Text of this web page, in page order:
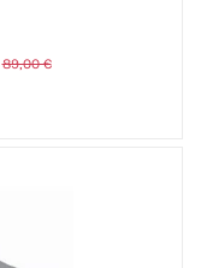
89,00 €